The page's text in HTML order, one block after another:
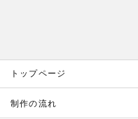
トップページ
制作の流れ